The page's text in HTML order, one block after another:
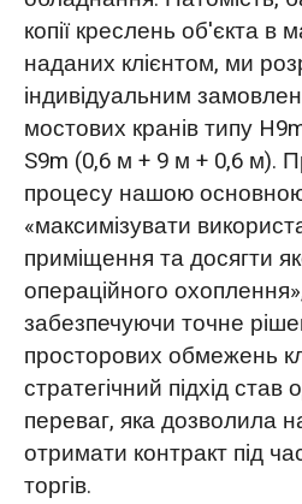
копії креслень об'єкта в
наданих клієнтом, ми
індивідуальним
мостових кранів типу
S9m (0,6 м + 9 м + 0,6 м).
процесу нашою
«максимізувати
приміщення та досягти
операційного
забезпечуючи точне
просторових обмежень
стратегічний підхід
переваг, яка дозволила
отримати контракт під
торгів.